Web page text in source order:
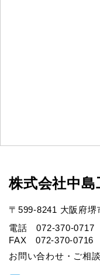
株式会社中島
〒599-8241 大阪府
電話 072-370-0717
FAX 072-370-0716
お問い合わせ・ご相